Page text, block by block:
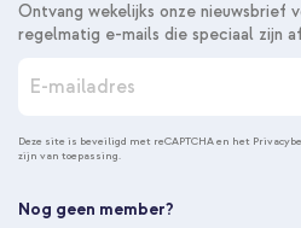
Ontvang wekelijks onze nieuwsbrief
regelmatig e-mails die speciaal zijn
n
n
e
Deze site is beveiligd met reCAPTCHA en het
zijn van toepassing.
Nog geen member?